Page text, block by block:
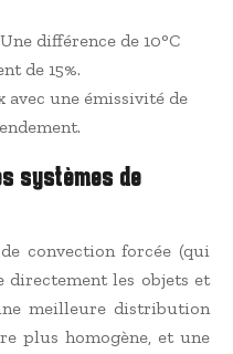
Une différence de 10°C
de 15%.
avec une émissivité de
systèmes de
convection forcée (qui
directement les objets et
meilleure distribution
plus homogène, et une